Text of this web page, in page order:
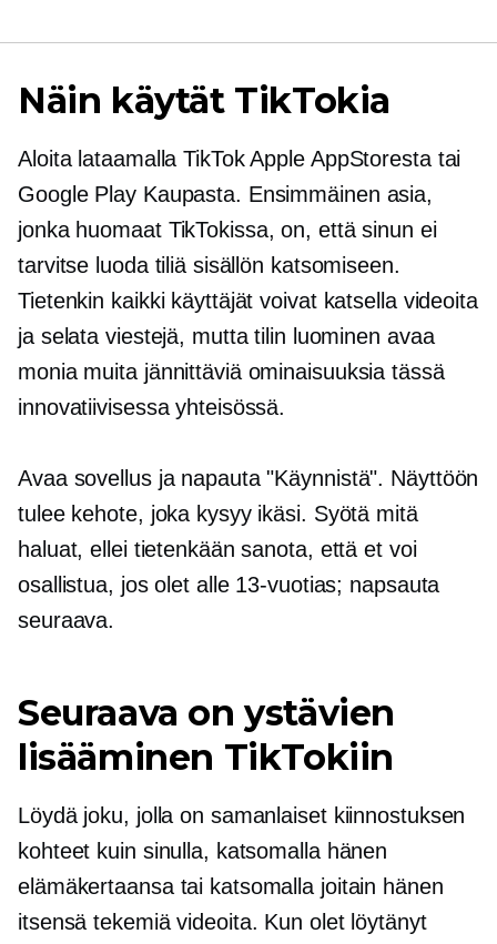
Näin käytät TikTokia
Aloita lataamalla TikTok Apple AppStoresta tai
Google Play Kaupasta. Ensimmäinen asia,
jonka huomaat TikTokissa, on, että sinun ei
tarvitse luoda tiliä sisällön katsomiseen.
Tietenkin kaikki käyttäjät voivat katsella videoita
ja selata viestejä, mutta tilin luominen avaa
monia muita jännittäviä ominaisuuksia tässä
innovatiivisessa yhteisössä.
Avaa sovellus ja napauta "Käynnistä". Näyttöön
tulee kehote, joka kysyy ikäsi. Syötä mitä
haluat, ellei tietenkään sanota, että et voi
osallistua, jos olet alle 13-vuotias; napsauta
seuraava.
Seuraava on ystävien
lisääminen TikTokiin
Löydä joku, jolla on samanlaiset kiinnostuksen
kohteet kuin sinulla, katsomalla hänen
elämäkertaansa tai katsomalla joitain hänen
itsensä tekemiä videoita. Kun olet löytänyt